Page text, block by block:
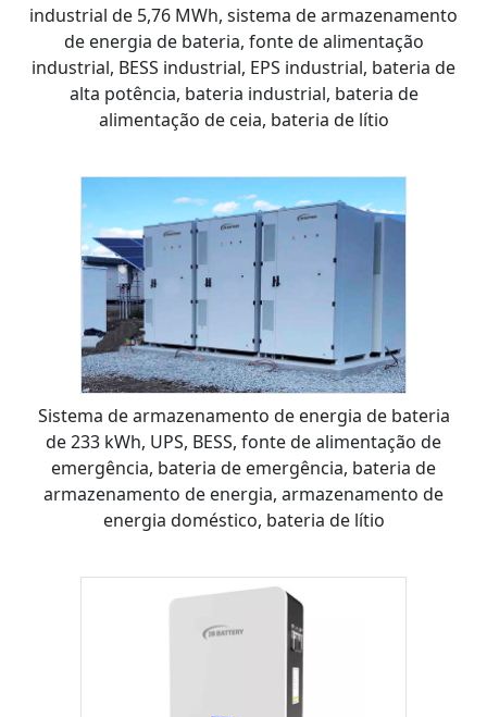
industrial de 5,76 MWh, sistema de armazenamento
de energia de bateria, fonte de alimentação
industrial, BESS industrial, EPS industrial, bateria de
alta potência, bateria industrial, bateria de
alimentação de ceia, bateria de lítio
Sistema de armazenamento de energia de bateria
de 233 kWh, UPS, BESS, fonte de alimentação de
emergência, bateria de emergência, bateria de
armazenamento de energia, armazenamento de
energia doméstico, bateria de lítio